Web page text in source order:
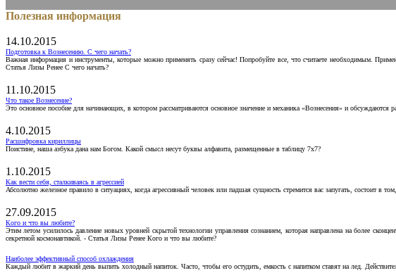
Полезная информация
14.10.2015
Подготовка к Вознесению. С чего начать?
Важная информация и инструменты, которые можно применять сразу сейчас! Попробуйте все, что считаете необходимым.
Статья Лизы Ренее С чего начать?
11.10.2015
Что такое Вознесение?
Это основное пособие для начинающих, в котором рассматриваются основное значение и механика «Вознесения» и
4.10.2015
Расшифровка кириллицы
Поистине, наша азбука дана нам Богом. Какой смысл несут буквы алфавита, размещенные в таблицу 7х7?
1.10.2015
Как вести себя, сталкиваясь в агрессией
Абсолютно железное правило в ситуациях, когда агрессивный человек или падшая сущность стремится вас запугать, состоит в
27.09.2015
Кого и что вы любите?
Этим летом усилилось давление новых уровней скрытой технологии управления сознанием, которая направлена на более
секретной космонавтикой. - Статья Лизы Ренее Кого и что вы любите?
Наиболее эффективный способ охлаждения
Каждый любит в жаркий день выпить холодный напиток. Часто, чтобы его остудить, емкость с напитком ставят на лед.